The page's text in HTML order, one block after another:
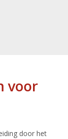
voor
door het